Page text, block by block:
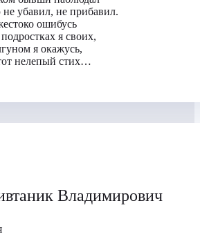
убавил, не прибавил.
ошибусь
я своих,
я окажусь,
нелепый стих…
Владимирович